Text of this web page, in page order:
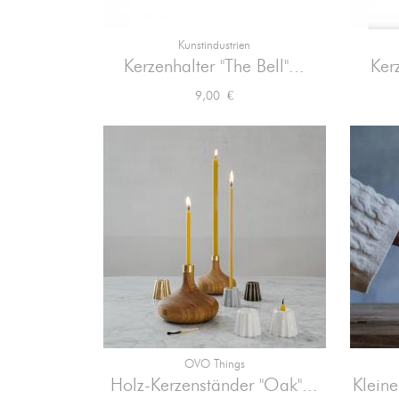
Kunstindustrien
Kerzenhalter "The Bell"...
Preis
9,00 €
Vorschau
OVO Things
Holz-Kerzenständer "Oak"...
Vorschau